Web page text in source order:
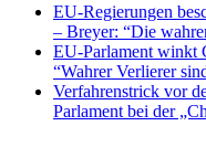
EU-Regierungen
– Breyer: “Die
EU-Parlament winkt
“Wahrer Verlierer
Verfahrenstrick vor
Parlament bei der